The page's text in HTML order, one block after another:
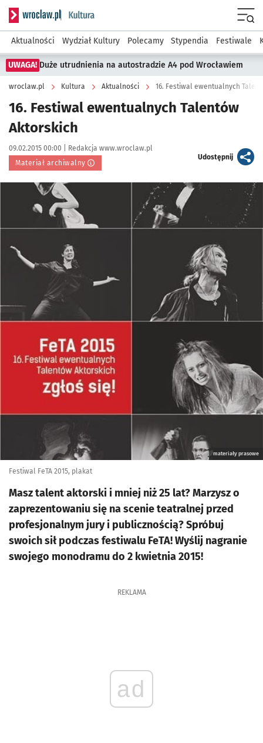
Serwis informacyjny wroclaw.pl podserwis: Kultura
Aktualności Wydział Kultury Polecamy Stypendia Festiwale
UWAGA! Duże utrudnienia na autostradzie A4 pod Wrocławiem
wroclaw.pl Kultura Aktualności 16. Festiwal ewentualnych
16. Festiwal ewentualnych Talentów
Aktorskich
Data publikacji:
09.02.2015 00:00 | Autor:
Redakcja www.wroclaw.pl
Materiał archiwalny
Udostępnijartykuł
Kliknij, aby powiększyć
materiały prasowe
Festiwal FeTA 2015, plakat
Masz talent aktorski i mniej niż 25 lat? Marzysz o
zaprezentowaniu się na scenie teatralnej przed
profesjonalnym jury i publicznością? Spróbuj
swoich sił podczas festiwalu FeTA! Wyślij nagranie
swojego monodramu do 2 kwietnia 2015!
REKLAMA
ad